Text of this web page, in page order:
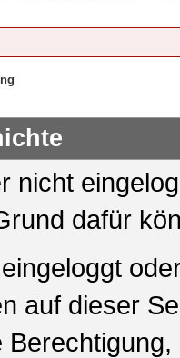
nicht
dafür
auf dieser